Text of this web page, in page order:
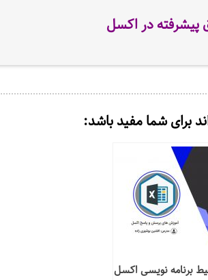
پیشرفته در اکسل
برای شما مفید باشد:
برنامه نویسی اکسل